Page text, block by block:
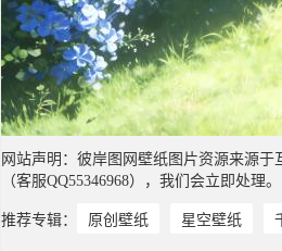
网站声明：彼岸图网壁纸图片资源来源
（客服QQ55346968），我们会立即处理。
推荐专辑： 原创壁纸 星空壁纸